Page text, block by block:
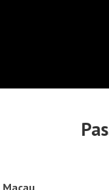
Macau